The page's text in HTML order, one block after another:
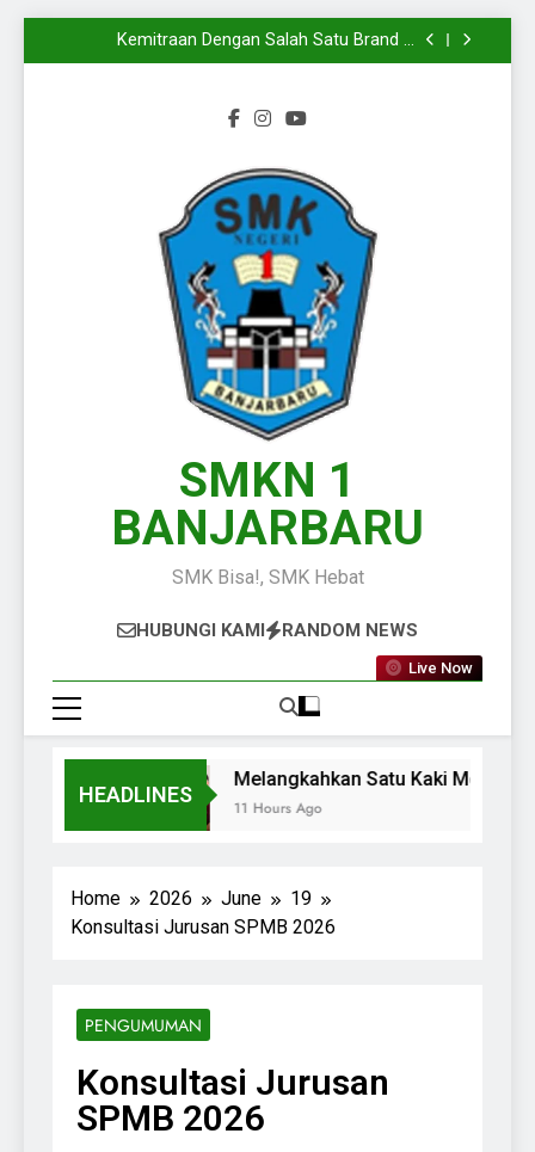
Mengiringi
Melangkahkan Satu Kaki Menuju Dunia Kerja
Yang Sesungguhnya
Kemitraan Dengan Salah Satu Brand di
Kalimantan Selatan
Wakili Kalimantan Selatan pada Presentasi
Melangkahkan Satu Kaki Menuju Dunia Kerja
Yang Sesungguhnya
Kemitraan Dengan Salah Satu Brand di
KPLB BKN Periode Agustus 2026
Langkah Baru Dimulai, Semangat Baru Pun
Mengiringi
SMKN 1
BANJARBARU
SMK Bisa!, SMK Hebat
HUBUNGI KAMI RANDOM NEWS
Live Now
HEADLINES
Melangkahkan Satu Kaki Menuju
11 Hours Ago
Home 2026 June
19
Konsultasi Jurusan SPMB 2026
PENGUMUMAN
Konsultasi Jurusan
SPMB 2026